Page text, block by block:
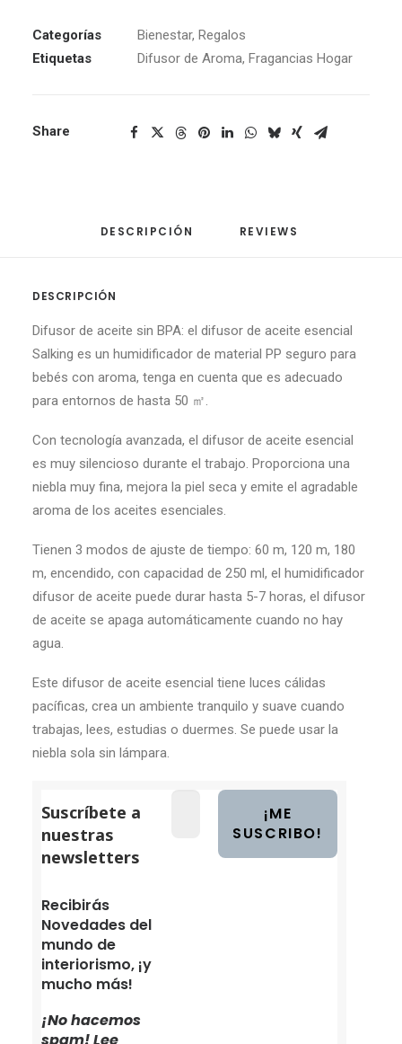
Categorías Bienestar, Regalos
Etiquetas
Difusor de Aroma, Fragancias Hogar
Share
DESCRIPCIÓN REVIEWS
DESCRIPCIÓN
Difusor de aceite sin BPA: el difusor de aceite esencial
Salking es un humidificador de material PP seguro para
bebés con aroma, tenga en cuenta que es adecuado
para entornos de hasta 50 ㎡.
Con tecnología avanzada, el difusor de aceite esencial
es muy silencioso durante el trabajo. Proporciona una
niebla muy fina, mejora la piel seca y emite el agradable
aroma de los aceites esenciales.
Tienen 3 modos de ajuste de tiempo: 60 m, 120 m, 180
m, encendido, con capacidad de 250 ml, el humidificador
difusor de aceite puede durar hasta 5-7 horas, el difusor
de aceite se apaga automáticamente cuando no hay
agua.
Este difusor de aceite esencial tiene luces cálidas
pacíficas, crea un ambiente tranquilo y suave cuando
trabajas, lees, estudias o duermes. Se puede usar la
niebla sola sin lámpara.
Suscríbete a
nuestras
newsletters
Recibirás
Novedades del
mundo de
interiorismo, ¡y
mucho más!
¡No hacemos